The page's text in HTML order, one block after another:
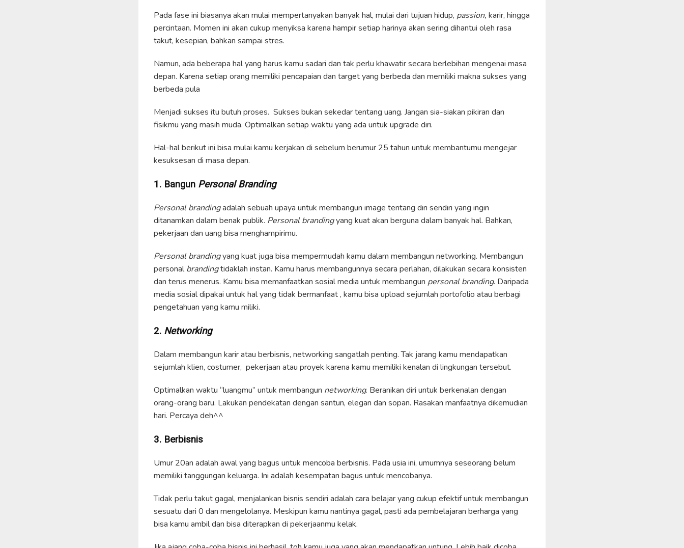
Pada fase ini biasanya akan mulai mempertanyakan banyak hal, mulai dari tujuan hidup, passion, karir, hingga
percintaan. Momen ini akan cukup menyiksa karena hampir setiap harinya akan sering dihantui oleh rasa
takut, kesepian, bahkan sampai stres.
Namun, ada beberapa hal yang harus kamu sadari dan tak perlu khawatir secara berlebihan mengenai masa
depan. Karena setiap orang memiliki pencapaian dan target yang berbeda dan memiliki makna sukses yang
berbeda pula
Menjadi sukses itu butuh proses. Sukses bukan sekedar tentang uang. Jangan sia-siakan pikiran dan
fisikmu yang masih muda. Optimalkan setiap waktu yang ada untuk upgrade diri.
Hal-hal berikut ini bisa mulai kamu kerjakan di sebelum berumur 25 tahun untuk membantumu mengejar
kesuksesan di masa depan.
1. Bangun Personal Branding
Personal brandingadalah sebuah upaya untuk membangun image tentang diri sendiri yang ingin
ditanamkan dalam benak publik. Personal brandingyang kuat akan berguna dalam banyak hal. Bahkan,
pekerjaan dan uang bisa menghampirimu.
Personal brandingyang kuat juga bisa mempermudah kamu dalam membangun networking. Membangun
personalbrandingtidaklah instan. Kamu harus membangunnya secara perlahan, dilakukan secara konsisten
dan terus menerus. Kamu bisa memanfaatkan sosial media untuk membangun personal branding. Daripada
media sosial dipakai untuk hal yang tidak bermanfaat , kamu bisa upload sejumlah portofolio atau berbagi
pengetahuan yang kamu miliki.
2. Networking
Dalam membangun karir atau berbisnis, networking sangatlah penting. Tak jarang kamu mendapatkan
sejumlah klien, costumer, pekerjaan atau proyek karena kamu memiliki kenalan di lingkungan tersebut.
Optimalkan waktu “luangmu” untuk membangun networking. Beranikan diri untuk berkenalan dengan
orang-orang baru. Lakukan pendekatan dengan santun, elegan dan sopan. Rasakan manfaatnya dikemudian
hari. Percaya deh^^
3. Berbisnis
Umur 20an adalah awal yang bagus untuk mencoba berbisnis. Pada usia ini, umumnya seseorang belum
memiliki tanggungan keluarga. Ini adalah kesempatan bagus untuk mencobanya.
Tidak perlu takut gagal, menjalankan bisnis sendiri adalah cara belajar yang cukup efektif untuk membangun
sesuatu dari 0 dan mengelolanya. Meskipun kamu nantinya gagal, pasti ada pembelajaran berharga yang
bisa kamu ambil dan bisa diterapkan di pekerjaanmu kelak.